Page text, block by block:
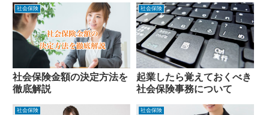
社会保険
社会保険金額の決定方法を
徹底解説
社会保険
起業したら覚えておくべき
社会保険事務について
社会保険 社会保険